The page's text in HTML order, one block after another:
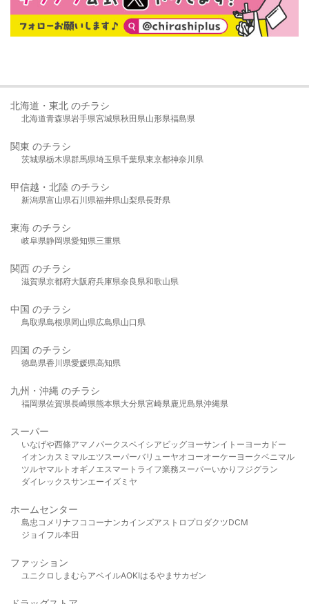
北海道・東北 のチラシ
北海道青森県岩手県宮城県秋田県山形県福島県
関東 のチラシ
茨城県栃木県群馬県埼玉県千葉県東京都神奈川県
甲信越・北陸 のチラシ
新潟県富山県石川県福井県山梨県長野県
東海 のチラシ
岐阜県静岡県愛知県三重県
関西 のチラシ
滋賀県京都府大阪府兵庫県奈良県和歌山県
中国 のチラシ
鳥取県島根県岡山県広島県山口県
四国 のチラシ
徳島県香川県愛媛県高知県
九州・沖縄 のチラシ
福岡県佐賀県長崎県熊本県大分県宮崎県鹿児島県沖縄県
スーパー
いなげや西條アマノパークスベイシア ビッグヨーサンイトーヨーカドー
イオンカスミ マルエツスーパーバリューヤオコーオーケー ヨークベニマル
ツルヤマルト オギノ エスマート ライフ業務スーパーいかり フジグラン
ダイレックスサンエーイズミヤ
ホームセンター
島忠 コメリ ナフコ コーナンカインズアストロプロダクツDCM
ジョイフル本田
ファッション
ユニクロ しまむら アベイルAOKIはるやま サカゼン